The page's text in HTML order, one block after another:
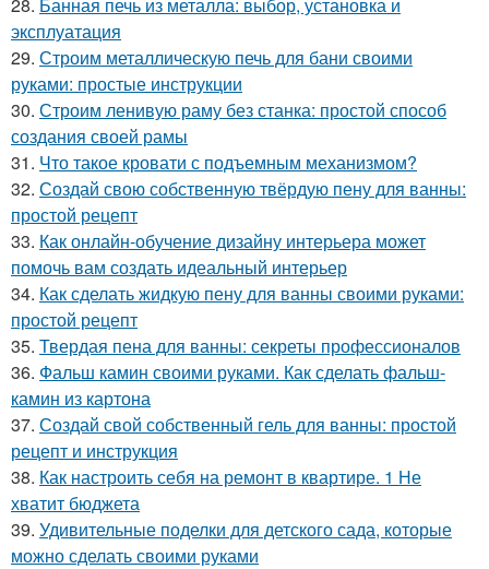
эксплуатация
29. Строим металлическую печь для бани своими
руками: простые инструкции
30. Строим ленивую раму без станка: простой способ
создания своей рамы
31. Что такое кровати с подъемным механизмом?
32. Создай свою собственную твёрдую пену для ванны:
простой рецепт
33. Как онлайн-обучение дизайну интерьера может
помочь вам создать идеальный интерьер
34. Как сделать жидкую пену для ванны своими руками:
простой рецепт
35. Твердая пена для ванны: секреты профессионалов
36. Фальш камин своими руками. Как сделать фальш-
камин из картона
37. Создай свой собственный гель для ванны: простой
рецепт и инструкция
38. Как настроить себя на ремонт в квартире. 1 Не
хватит бюджета
39. Удивительные поделки для детского сада, которые
можно сделать своими руками